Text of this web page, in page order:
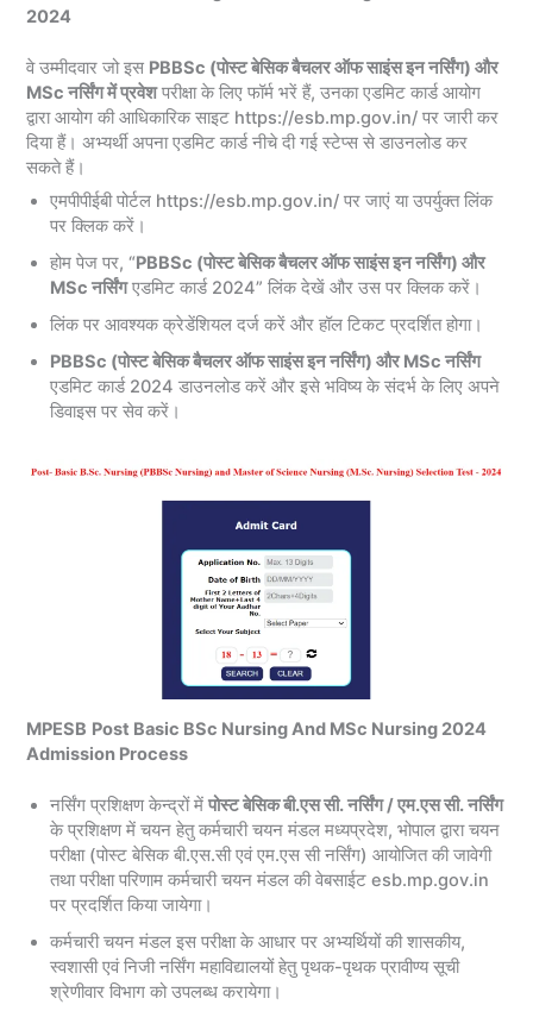
2024
वे उम्मीदवार जो इस PBBSc (पोस्ट बेसिक बैचलर ऑफ साइंस इन नर्सिंग) और
MSc नर्सिंग में प्रवेशपरीक्षा के लिए फॉर्म भरें हैं, उनका एडमिट कार्ड आयोग
द्वारा आयोग की आधिकारिक साइट https://esb.mp.gov.in/ पर जारी कर
दिया हैं। अभ्यर्थी अपना एडमिट कार्ड नीचे दी गई स्टेप्स से डाउनलोड कर
सकते हैं।
एमपीपीईबी पोर्टल https://esb.mp.gov.in/ पर जाएं या उपर्युक्त लिंक
पर क्लिक करें।
होम पेज पर, “PBBSc (पोस्ट बेसिक बैचलर ऑफ साइंस इन नर्सिंग) और
MSc नर्सिंगएडमिट कार्ड 2024” लिंक देखें और उस पर क्लिक करें।
लिंक पर आवश्यक क्रेडेंशियल दर्ज करें और हॉल टिकट प्रदर्शित होगा।
PBBSc (पोस्ट बेसिक बैचलर ऑफ साइंस इन नर्सिंग) और MSc नर्सिंग
एडमिट कार्ड 2024 डाउनलोड करें और इसे भविष्य के संदर्भ के लिए अपने
डिवाइस पर सेव करें।
MPESB Post Basic BSc Nursing And MSc Nursing 2024
Admission Process
नर्सिंग प्रशिक्षण केन्द्रों मेंपोस्ट बेसिक बी.एस सी. नर्सिंग / एम.एस सी. नर्सिंग
के प्रशिक्षण में चयन हेतु कर्मचारी चयन मंडल मध्यप्रदेश, भोपाल द्वारा चयन
परीक्षा (पोस्ट बेसिक बी.एस.सी एवं एम.एस सी नर्सिंग) आयोजित की जावेगी
तथा परीक्षा परिणाम कर्मचारी चयन मंडल की वेबसाईट esb.mp.gov.in
पर प्रदर्शित किया जायेगा।
कर्मचारी चयन मंडल इस परीक्षा के आधार पर अभ्यर्थियों की शासकीय,
स्वशासी एवं निजी नर्सिंग महाविद्यालयों हेतु पृथक-पृथक प्रावीण्य सूची
श्रेणीवार विभाग को उपलब्ध करायेगा।